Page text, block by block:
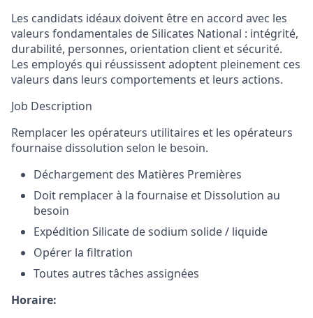
Les candidats idéaux doivent être en accord avec les
valeurs fondamentales de Silicates National : intégrité,
durabilité, personnes, orientation client et sécurité.
Les employés qui réussissent adoptent pleinement ces
valeurs dans leurs comportements et leurs actions.
Job Description
Remplacer les opérateurs utilitaires et les opérateurs
fournaise dissolution selon le besoin.
Déchargement des Matières Premières
Doit remplacer à la fournaise et Dissolution au
besoin
Expédition Silicate de sodium solide / liquide
Opérer la filtration
Toutes autres tâches assignées
Horaire: